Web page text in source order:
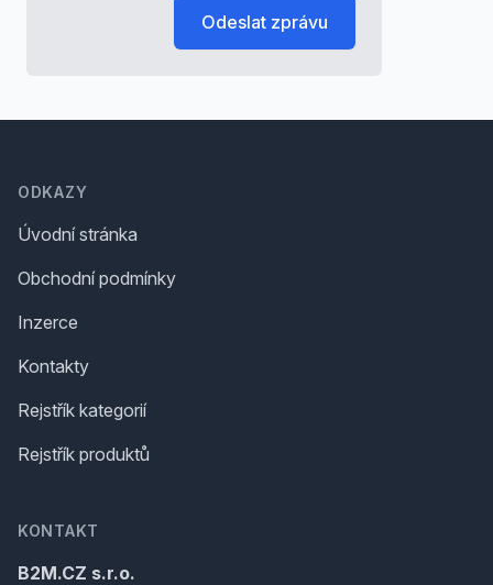
Odeslat zprávu
ODKAZY
Úvodní stránka
Obchodní podmínky
Inzerce
Kontakty
Rejstřík kategorií
Rejstřík produktů
KONTAKT
B2M.CZ s.r.o.